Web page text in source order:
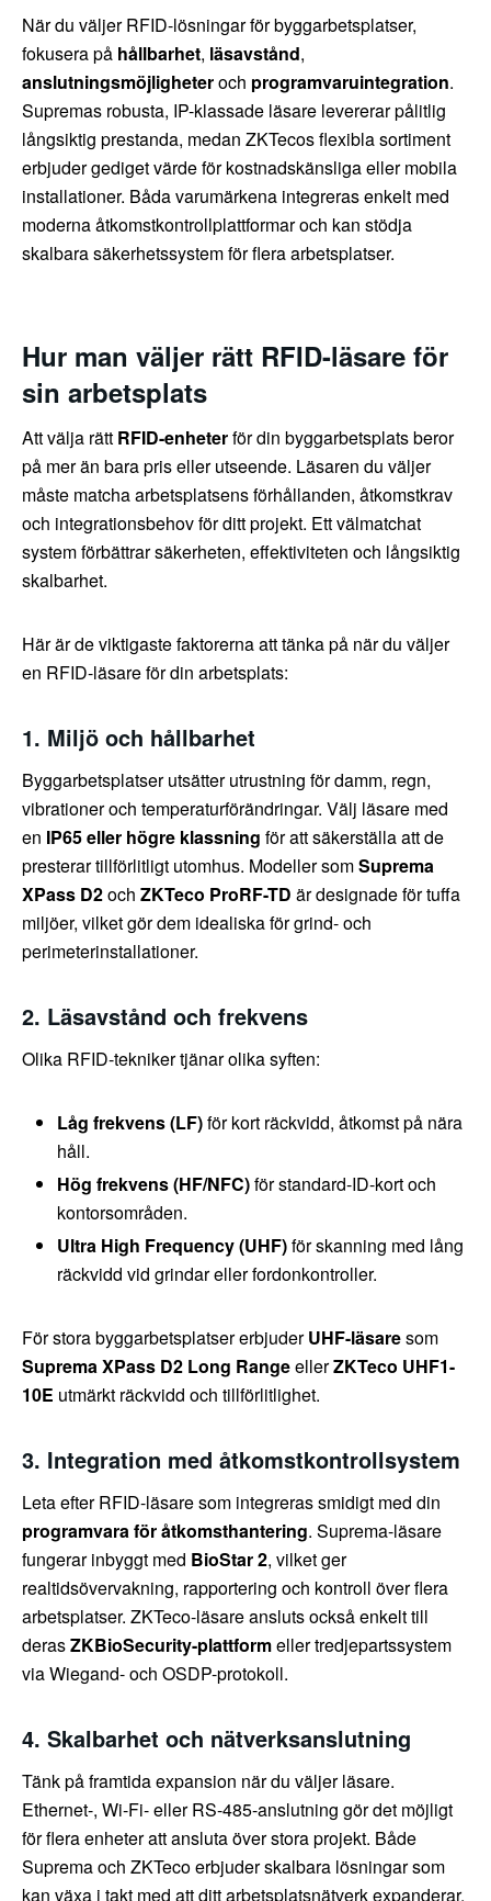
När du väljer RFID-lösningar för byggarbetsplatser,
fokusera på hållbarhet, läsavstånd,
anslutningsmöjligheteroch programvaruintegration.
Supremas robusta, IP-klassade läsare levererar pålitlig
långsiktig prestanda, medan ZKTecos flexibla sortiment
erbjuder gediget värde för kostnadskänsliga eller mobila
installationer. Båda varumärkena integreras enkelt med
moderna åtkomstkontrollplattformar och kan stödja
skalbara säkerhetssystem för flera arbetsplatser.
Hur man väljer rätt RFID-läsare för
sin arbetsplats
Att välja rätt RFID-enheterför din byggarbetsplats beror
på mer än bara pris eller utseende. Läsaren du väljer
måste matcha arbetsplatsens förhållanden, åtkomstkrav
och integrationsbehov för ditt projekt. Ett välmatchat
system förbättrar säkerheten, effektiviteten och långsiktig
skalbarhet.
Här är de viktigaste faktorerna att tänka på när du väljer
en RFID-läsare för din arbetsplats:
1. Miljö och hållbarhet
Byggarbetsplatser utsätter utrustning för damm, regn,
vibrationer och temperaturförändringar. Välj läsare med
en IP65 eller högre klassning för att säkerställa att de
presterar tillförlitligt utomhus. Modeller somSuprema
XPass D2och ZKTeco ProRF-TD är designade för tuffa
miljöer, vilket gör dem idealiska för grind- och
perimeterinstallationer.
2. Läsavstånd och frekvens
Olika RFID-tekniker tjänar olika syften:
Låg frekvens (LF)för kort räckvidd, åtkomst på nära
håll.
Hög frekvens (HF/NFC)för standard-ID-kort och
kontorsområden.
Ultra High Frequency (UHF)för skanning med lång
räckvidd vid grindar eller fordonkontroller.
För stora byggarbetsplatser erbjuderUHF-läsaresom
Suprema XPass D2 Long RangeellerZKTeco UHF1-
10E utmärkt räckvidd och tillförlitlighet.
3. Integration med åtkomstkontrollsystem
Leta efter RFID-läsare som integreras smidigt med din
programvara för åtkomsthantering. Suprema-läsare
fungerar inbyggt med BioStar 2, vilket ger
realtidsövervakning, rapportering och kontroll över flera
arbetsplatser. ZKTeco-läsare ansluts också enkelt till
derasZKBioSecurity-plattformeller tredjepartssystem
via Wiegand- och OSDP-protokoll.
4. Skalbarhet och nätverksanslutning
Tänk på framtida expansion när du väljer läsare.
Ethernet-, Wi-Fi- eller RS-485-anslutning gör det möjligt
för flera enheter att ansluta över stora projekt. Både
Suprema och ZKTeco erbjuder skalbara lösningar som
kan växa i takt med att ditt arbetsplatsnätverk expanderar.